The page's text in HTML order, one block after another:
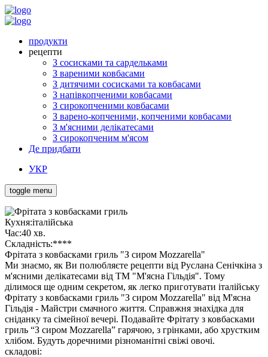
продукти
рецепти
З сосисками та сардельками
З вареними ковбасами
З дитячими сосисками та ковбасами
З напівкопченими ковбасами
З сирокопченими ковбасами
З варено-копченими, копченими ковбасами
З м'ясними делікатесами
З сирокопченим м'ясом
Де придбати
УКР
toggle menu
Кухня:італійська
Час:40 хв.
Складність:****
Фрітата з ковбасками гриль "З сиром Mozzarella"
Ми знаємо, як Ви полюбляєте рецепти від Руслана Сенічкіна з
м'ясними делікатесами від ТМ "М'ясна Гільдія". Тому
ділимося ще одним секретом, як легко приготувати італійську
Фрітату з ковбасками гриль "З сиром Mozzarella" від М'ясна
Гільдія - Майстри смачного життя. Справжня знахідка для
сніданку та сімейної вечері. Подавайте Фрітату з ковбасками
гриль “З сиром Mozzarella” гарячою, з грінками, або хрустким
хлібом. Будуть доречними різноманітні свіжі овочі.
складові: